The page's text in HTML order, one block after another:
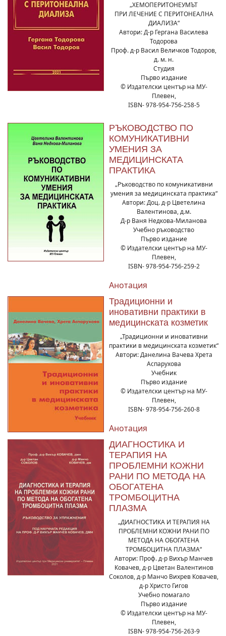
„ХЕМОПЕРИТОНЕУМЪТ
ПРИ ЛЕЧЕНИЕ С ПЕРИТОНЕАЛНА
ДИАЛИЗА“
Автори: Д-р Гергана Василева
Тодорова
Проф. д-р Васил Величков Тодоров,
д. м. н.
Студия
Първо издание
© Издателски център на МУ-
Плевен,
ISBN- 978-954-756-258-5
РЪКОВОДСТВО ПО
КОМУНИКАТИВНИ
УМЕНИЯ ЗА
МЕДИЦИНСКАТА
ПРАКТИКА
„Ръководство по комуникативни
умения за медицинската практика“
Автори: Доц. д-р Цветелина
Валентинова, д.м.
Д-р Ваня Недкова-Миланова
Учебно ръководство
Първо издание
© Издателски център на МУ-
Плевен,
ISBN- 978-954-756-259-2
Анотация
Традиционни и
иновативни практики в
медицинската козметик
„Традиционни и иновативни
практики в медицинската козметик“
Автори: Данелина Вачева Хрета
Аспарухова
Учебник
Първо издание
© Издателски център на МУ-
Плевен,
ISBN- 978-954-756-260-8
Анотация
ДИАГНОСТИКА И
ТЕРАПИЯ НА
ПРОБЛЕМНИ КОЖНИ
РАНИ ПО МЕТОДА НА
ОБОГАТЕНА
ТРОМБОЦИТНА
ПЛАЗМА
„ДИАГНОСТИКА И ТЕРАПИЯ НА
ПРОБЛЕМНИ КОЖНИ РАНИ ПО
МЕТОДА НА ОБОГАТЕНА
ТРОМБОЦИТНА ПЛАЗМА“
Автори: Проф. д-р Вихър Манчев
Ковачев, д-р Цветан Валентинов
Соколов, д-р Манчо Вихрев Ковачев,
д-р Христо Гигов
Учебно помагало
Първо издание
© Издателски център на МУ-
Плевен,
ISBN- 978-954-756-263-9